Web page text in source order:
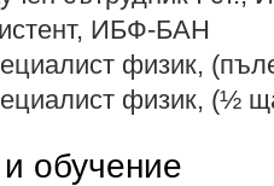
ИБФ-БАН
физик,
физик, (½
обучение